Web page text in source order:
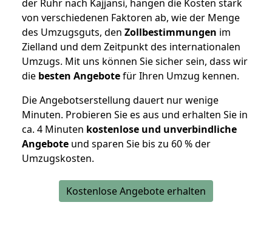
der Ruhr nach Kajjansi, hängen die Kosten stark
von verschiedenen Faktoren ab, wie der Menge
des Umzugsguts, den Zollbestimmungen im
Zielland und dem Zeitpunkt des internationalen
Umzugs. Mit uns können Sie sicher sein, dass wir
die besten Angebotefür Ihren Umzug kennen.
Die Angebotserstellung dauert nur wenige
Minuten. Probieren Sie es aus und erhalten Sie in
ca. 4 Minuten kostenlose und unverbindliche
Angebote und sparen Sie bis zu 60 % der
Umzugskosten.
Kostenlose Angebote erhalten